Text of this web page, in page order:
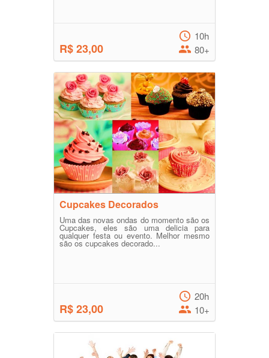
R$ 23,00
10h
80+
Cupcakes Decorados
Uma das novas ondas do momento são os
Cupcakes, eles são uma delicia para
qualquer festa ou evento. Melhor mesmo
são os cupcakes decorado...
R$ 23,00
20h
10+